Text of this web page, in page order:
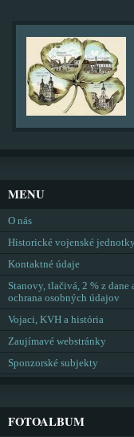
MENU
O nás
Historické vojenské jednotky
Kontaktné údaje
Stanovy, tlačivá, 2 % z dane
ochrana osobných údajov
Vojaci, KVH a história
Zaujímavé webstránky
Sponzorské subjekty
FOTOALBUM